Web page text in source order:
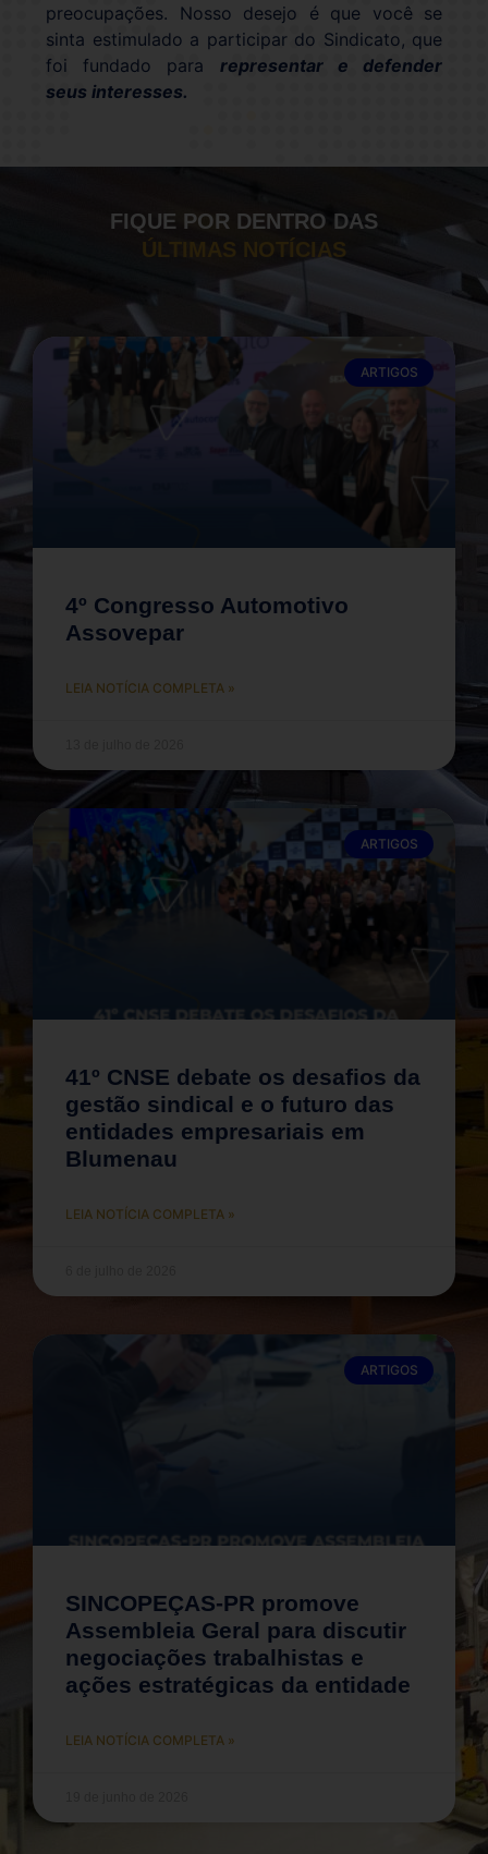
preocupações. Nosso desejo é que você se
sinta estimulado a participar do Sindicato, que
foi fundado para representar e defender
seus interesses.
FIQUE POR DENTRO DAS
ÚLTIMAS NOTÍCIAS
ARTIGOS
4º Congresso Automotivo
Assovepar
LEIA NOTÍCIA COMPLETA »
ARTIGOS
41º CNSE debate os desafios da
gestão sindical e o futuro das
entidades empresariais em
Blumenau
LEIA NOTÍCIA COMPLETA »
ARTIGOS
SINCOPEÇAS-PR promove
Assembleia Geral para discutir
negociações trabalhistas e
ações estratégicas da entidade
LEIA NOTÍCIA COMPLETA »